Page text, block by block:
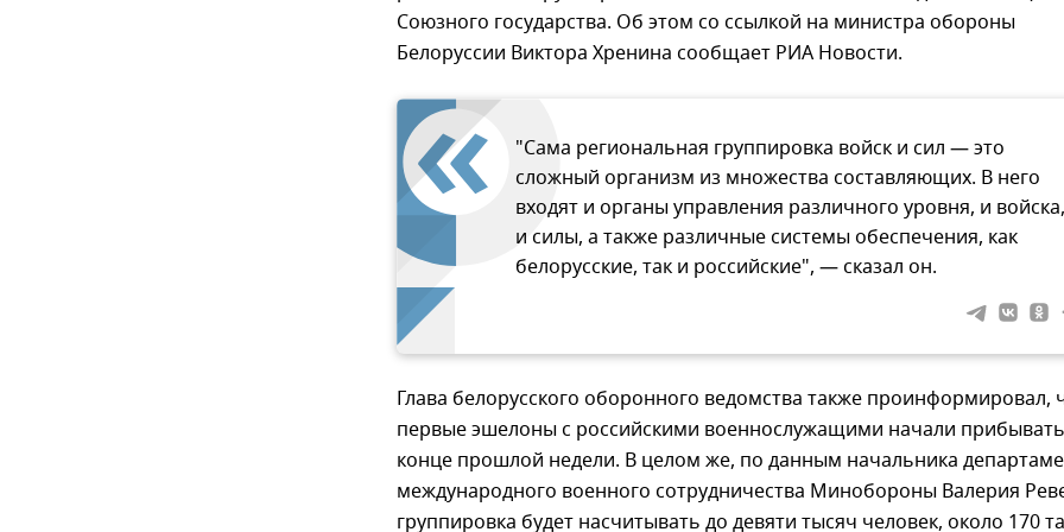
Союзного государства. Об этом со ссылкой на министра обороны
Белоруссии Виктора Хренина сообщает РИА Новости.
"Сама региональная группировка войск и сил — это
сложный организм из множества составляющих. В него
входят и органы управления различного уровня, и войска,
и силы, а также различные системы обеспечения, как
белорусские, так и российские", — сказал он.
Глава белорусского оборонного ведомства также проинформировал,
первые эшелоны с российскими военнослужащими начали
конце прошлой недели. В целом же, по данным начальника
международного военного сотрудничества Минобороны Валерия
группировка будет насчитывать до девяти тысяч человек, около 170